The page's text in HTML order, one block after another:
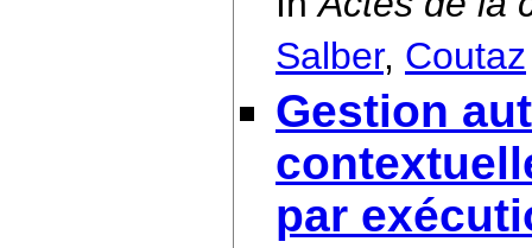
Salber, Coutaz
Gestion
par